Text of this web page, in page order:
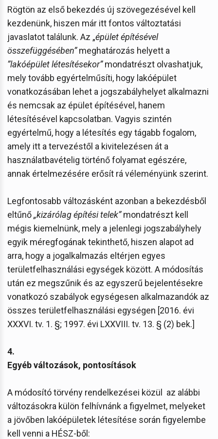
Rögtön az első bekezdés új szövegezésével kell
kezdenünk, hiszen már itt fontos változtatási
javaslatot találunk. Az „épület építésével
összefüggésében”meghatározás helyett a
”lakóépület létesítésekor”mondatrészt olvashatjuk,
mely tovább egyértelműsíti, hogy lakóépület
vonatkozásában lehet a jogszabályhelyet alkalmazni
és nemcsak az épület építésével, hanem
létesítésével kapcsolatban. Vagyis szintén
egyértelmű, hogy a létesítés egy tágabb fogalom,
amely itt a tervezéstől a kivitelezésen át a
használatbavételig történő folyamat egészére,
annak értelmezésére erősít rá véleményünk szerint.
Legfontosabb változásként azonban a bekezdésből
eltűnő„kizárólag építési telek”mondatrészt kell
mégis kiemelnünk, mely a jelenlegi jogszabályhely
egyik méregfogának tekinthető, hiszen alapot ad
arra, hogy a jogalkalmazás eltérjen egyes
területfelhasználási egységek között. A módosítás
után ez megszűnik és az egyszerű bejelentésekre
vonatkozó szabályok egységesen alkalmazandók az
összes területfelhasználási egységen [2016. évi
XXXVI. tv. 1. §; 1997. évi LXXVIII. tv. 13. § (2) bek.]
4.
Egyéb változások, pontosítások
A módosító törvény rendelkezései közül az alábbi
változásokra külön felhívnánk a figyelmet, melyeket
a jövőben lakóépületek létesítése során figyelembe
kell venni a HÉSZ-ből: